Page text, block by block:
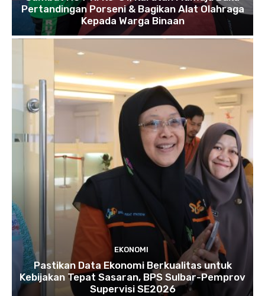
Pertandingan Porseni & Bagikan Alat Olahraga
Kepada Warga Binaan
EKONOMI
Pastikan Data Ekonomi Berkualitas untuk
Kebijakan Tepat Sasaran, BPS Sulbar-Pemprov
Supervisi SE2026